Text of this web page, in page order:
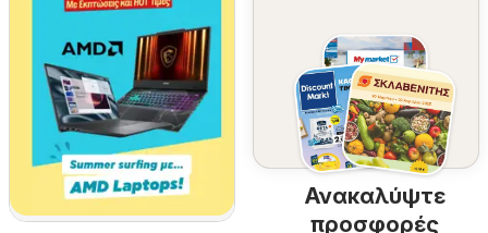
Ανακαλύψτε
προσφορές